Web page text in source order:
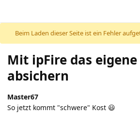
Beim Laden dieser Seite ist ein Fehler
Mit ipFire das
absichern
Master67
So jetzt kommt "schwere" Kost 😃